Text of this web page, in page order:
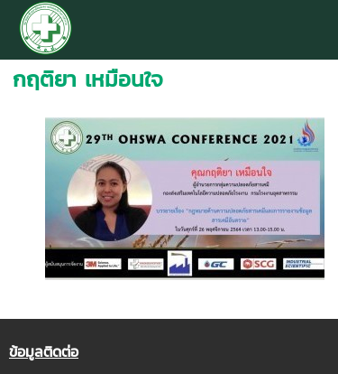
กฤติยา เหมือนใจ
ข้อมูลติดต่อ